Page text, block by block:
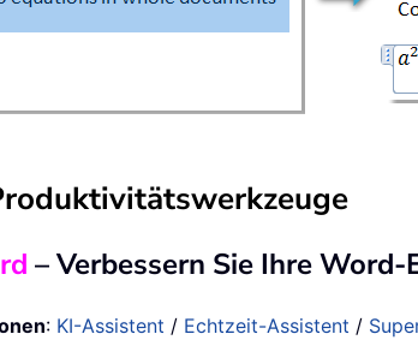
– Verbessern Sie Ihre
: KI-Assistent / Echtzeit-Assistent /